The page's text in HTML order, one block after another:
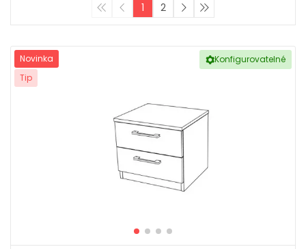
1
2
Konfigurovatelné
Novinka
Tip